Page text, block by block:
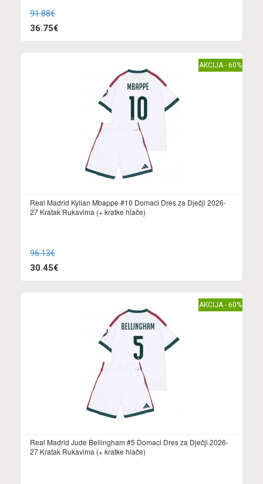
91.88€
36.75€
AKCIJA - 60%
Real Madrid Kylian Mbappe #10 Domaci Dres za Dječji 2026-
27 Kratak Rukavima (+ kratke hlače)
96.13€
30.45€
AKCIJA - 60%
Real Madrid Jude Bellingham #5 Domaci Dres za Dječji 2026-
27 Kratak Rukavima (+ kratke hlače)